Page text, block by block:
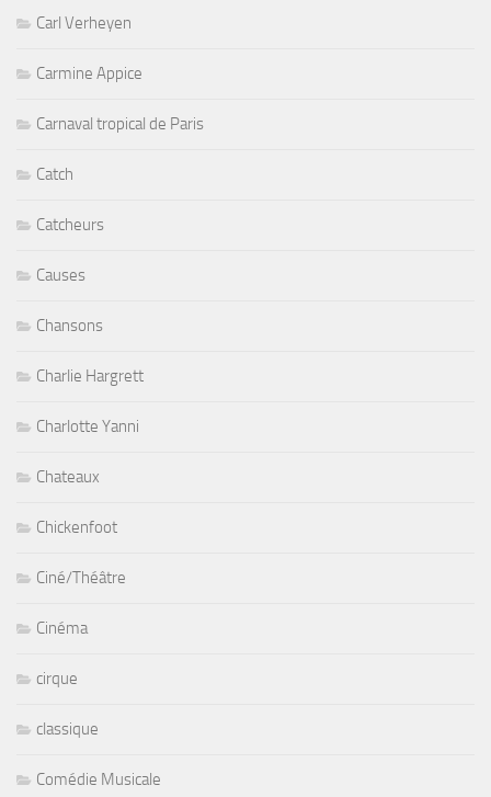
Carmine Appice
Carnaval tropical de Paris
Catch
Catcheurs
Causes
Chansons
Charlie Hargrett
Charlotte Yanni
Chateaux
Chickenfoot
Ciné/Théâtre
Cinéma
cirque
classique
Comédie Musicale
comedie_musicale